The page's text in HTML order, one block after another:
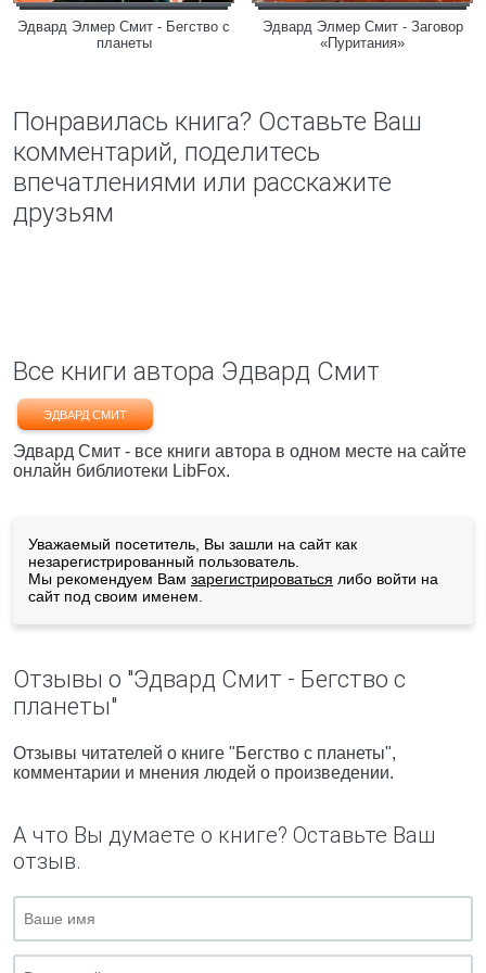
Эдвард Элмер Смит - Бегство с
планеты
Эдвард Элмер Смит - Заговор
«Пуритания»
Понравилась книга? Оставьте Ваш
комментарий, поделитесь
впечатлениями или расскажите
друзьям
Все книги автора Эдвард Смит
ЭДВАРД СМИТ
Эдвард Смит - все книги автора в одном месте на сайте
онлайн библиотеки LibFox.
Уважаемый посетитель, Вы зашли на сайт как
незарегистрированный пользователь.
Мы рекомендуем Вам зарегистрироваться либо войти на
сайт под своим именем.
Отзывы о "Эдвард Смит - Бегство с
планеты"
Отзывы читателей о книге "Бегство с планеты",
комментарии и мнения людей о произведении.
А что Вы думаете о книге? Оставьте Ваш
отзыв.